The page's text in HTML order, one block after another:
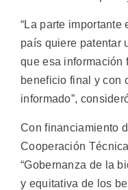
“La parte importante
país quiere patentar
que esa información
beneficio final y con
informado”,
Con financiamiento
Cooperación
“Gobernanza de la
y equitativa de los